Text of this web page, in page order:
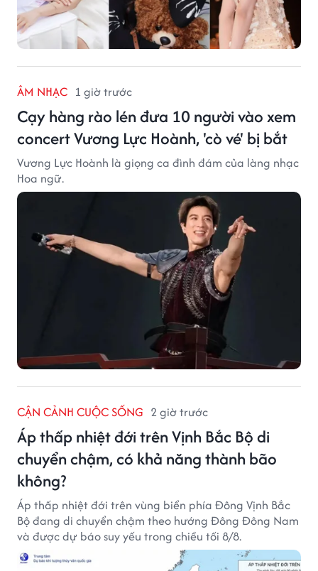
ÂM NHẠC 1 giờ trước
Cạy hàng rào lén đưa 10 người vào xem
concert Vương Lực Hoành, 'cò vé' bị bắt
Vương Lực Hoành là giọng ca đình đám của làng nhạc
Hoa ngữ.
CẬN CẢNH CUỘC SỐNG 2 giờ trước
Áp thấp nhiệt đới trên Vịnh Bắc Bộ di
chuyển chậm, có khả năng thành bão
không?
Áp thấp nhiệt đới trên vùng biển phía Đông Vịnh Bắc
Bộ đang di chuyển chậm theo hướng Đông Đông Nam
và được dự báo suy yếu trong chiều tối 8/8.